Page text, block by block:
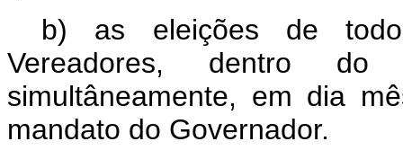
b) as eleições de
Vereadores, dentro do
simultâneamente, em dia
mandato do Governador.